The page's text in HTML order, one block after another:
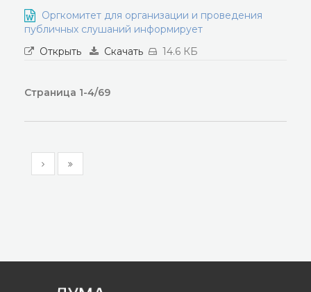
Оргкомитет для организации и проведения
публичных слушаний информирует
Открыть
Скачать 14.6 КБ
Страница 1-4/69